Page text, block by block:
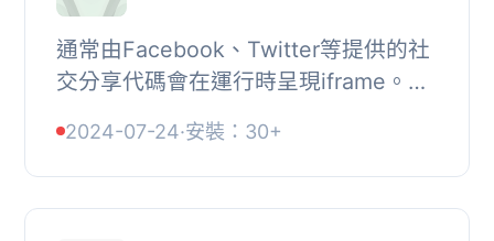
通常由Facebook、Twitter等提供的社
交分享代碼會在運行時呈現iframe。這
速度（在客戶端上）。, 這個外掛的力
量在於它採用...
2024-07-24·安裝：30+